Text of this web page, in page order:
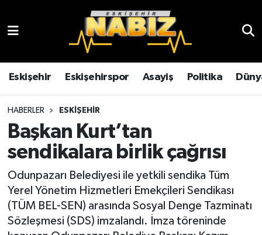
Eskişehir Eskişehirspor Asayiş Politika
HABERLER ESKIŞEHIR
Başkan Kurt’tan
sendikalara birlik çağrısı
Odunpazarı Belediyesi ile yetkili sendika Tüm
Yerel Yönetim Hizmetleri Emekçileri Sendikası
(TÜM BEL-SEN) arasında Sosyal Denge Tazminatı
Sözleşmesi (SDS) imzalandı. İmza töreninde
Çevre
Eğitim
Eskişehir
Eskişehirspor
Eskişehir Hava Durumu
Eskişehir Trafik Yoğunluk Haritası
TFF 3.Lig 4.Grup Puan Durumu ve Fikstür
Tüm Manşetler
Haber Arşivi